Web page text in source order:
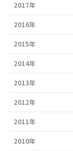
2017年
2016年
2015年
2014年
2013年
2012年
2011年
2010年